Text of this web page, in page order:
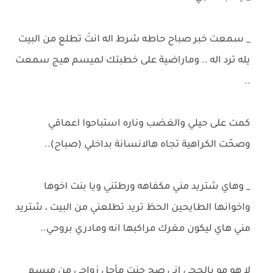
_ سمعت خبر صباح حاطه شرط اله انتَ تطلع من البيت
يله ترد اله .. وماراضية على خطبتك لميسم هيج سمعت
..
كمت على حيلي والغضب وناره استباحوا اعماقي
وصحّت الكراهية تجاه هالانسانة بداخلي (صباح)..
_ وهاي شتريد مني مكفاهه ورطتني ويا بنت اخوها
واخوانها الطايحين الحظ تريد تطلعني من البيت ، شتريد
مني هاي ليكون مغرك مراكبها انه ومادري بروحي..